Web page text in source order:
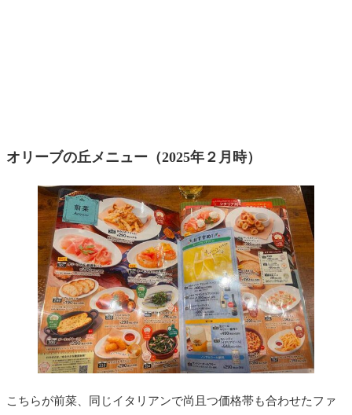
オリーブの丘メニュー（2025年２月時）
こちらが前菜、同じイタリアンで尚且つ価格帯も合わせたファ